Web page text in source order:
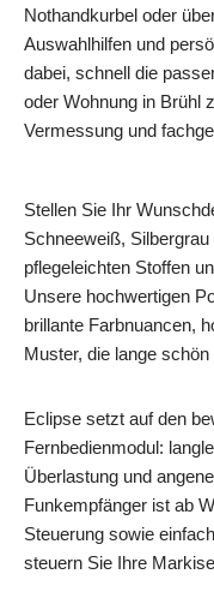
Nothandkurbel oder
Auswahlhilfen und
dabei, schnell die
oder Wohnung in Brühl
Vermessung und
Stellen Sie Ihr
Schneeweiß,
pflegeleichten Stoffen
Unsere hochwertigen
brillante Farbnuancen,
Muster, die lange schön
Eclipse setzt auf den
Fernbedienmodul:
Überlastung und
Funkempfänger ist ab
Steuerung sowie
steuern Sie Ihre